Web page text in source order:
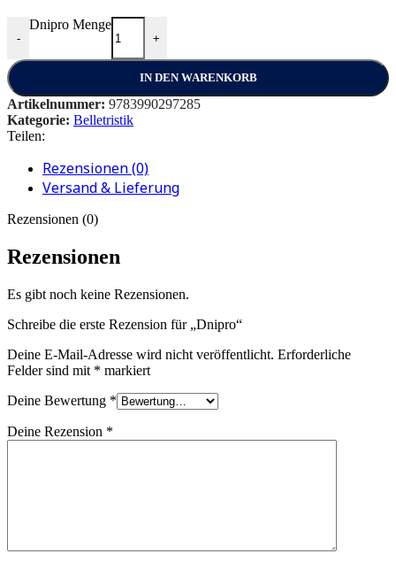
-
Dnipro Menge
+
IN DEN WARENKORB
Artikelnummer: 9783990297285
Kategorie: Belletristik
Teilen:
Rezensionen (0)
Versand & Lieferung
Rezensionen (0)
Rezensionen
Es gibt noch keine Rezensionen.
Schreibe die erste Rezension für „Dnipro“
Deine E-Mail-Adresse wird nicht veröffentlicht. Erforderliche
Felder sind mit * markiert
Deine Bewertung *
Deine Rezension *